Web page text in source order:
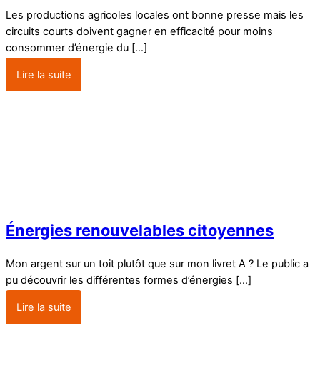
Les productions agricoles locales ont bonne presse mais les
circuits courts doivent gagner en efficacité pour moins
consommer d’énergie du […]
Lire la suite
Énergies renouvelables citoyennes
Mon argent sur un toit plutôt que sur mon livret A ? Le public a
pu découvrir les différentes formes d’énergies […]
Lire la suite